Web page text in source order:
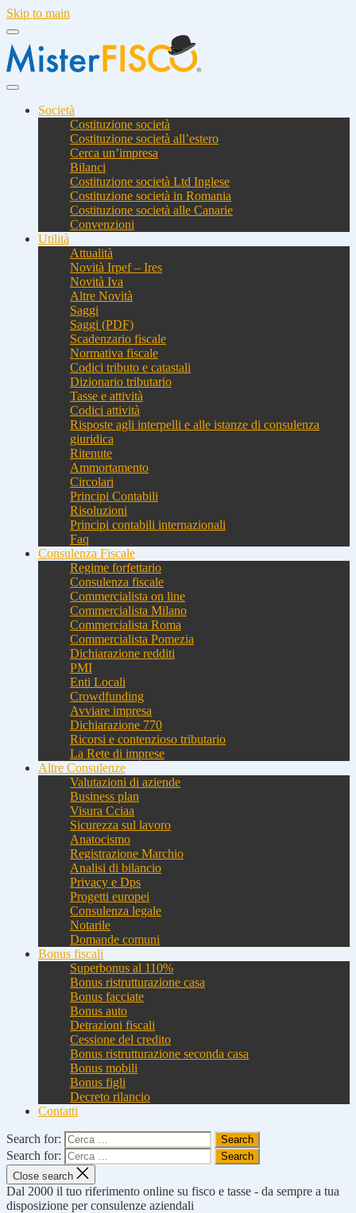
Skip to main
Società
Costituzione società
Costituzione società all’estero
Cerca un’impresa
Bilanci
Costituzione società Ltd Inglese
Costituzione società in Romania
Costituzione società alle Canarie
Convenzioni
Utilità
Attualità
Novità Irpef – Ires
Novità Iva
Altre Novità
Saggi
Saggi (PDF)
Scadenzario fiscale
Normativa fiscale
Codici tributo e catastali
Dizionario tributario
Tasse e attività
Codici attività
Risposte agli interpelli e alle istanze di consulenza
giuridica
Ritenute
Ammortamento
Circolari
Principi Contabili
Risoluzioni
Principi contabili internazionali
Faq
Consulenza Fiscale
Regime forfettario
Consulenza fiscale
Commercialista on line
Commercialista Milano
Commercialista Roma
Commercialista Pomezia
Dichiarazione redditi
PMI
Enti Locali
Crowdfunding
Avviare impresa
Dichiarazione 770
Ricorsi e contenzioso tributario
La Rete di imprese
Altre Consulenze
Valutazioni di aziende
Business plan
Visura Cciaa
Sicurezza sul lavoro
Anatocismo
Registrazione Marchio
Analisi di bilancio
Privacy e Dps
Progetti europei
Consulenza legale
Notarile
Domande comuni
Bonus fiscali
Superbonus al 110%
Bonus ristrutturazione casa
Bonus facciate
Bonus auto
Detrazioni fiscali
Cessione del credito
Bonus ristrutturazione seconda casa
Bonus mobili
Bonus figli
Decreto rilancio
Contatti
Search for:
Search for:
Close search
Dal 2000 il tuo riferimento online su fisco e tasse - da sempre a tua
disposizione per consulenze aziendali